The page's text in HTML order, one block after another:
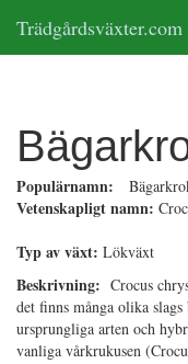
Trädgårdsväxter.com
Populärnamn:
Vetenskapligt namn:
Typ av växt: Lökväxt
Beskrivning: Crocus
det finns många olika
ursprungliga arten och
vanliga vårkrukusen